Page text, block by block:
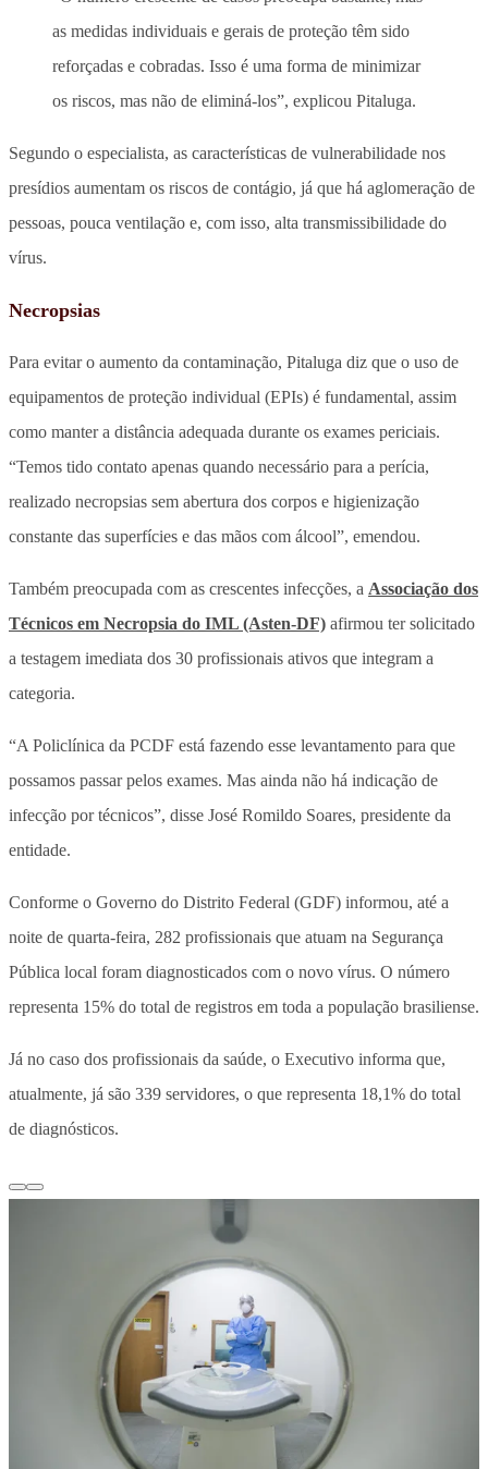
as medidas individuais e gerais de proteção têm sido
reforçadas e cobradas. Isso é uma forma de minimizar
os riscos, mas não de eliminá-los”, explicou Pitaluga.
Segundo o especialista, as características de vulnerabilidade nos
presídios aumentam os riscos de contágio, já que há aglomeração de
pessoas, pouca ventilação e, com isso, alta transmissibilidade do
vírus.
Necropsias
Para evitar o aumento da contaminação, Pitaluga diz que o uso de
equipamentos de proteção individual (EPIs) é fundamental, assim
como manter a distância adequada durante os exames periciais.
“Temos tido contato apenas quando necessário para a perícia,
realizado necropsias sem abertura dos corpos e higienização
constante das superfícies e das mãos com álcool”, emendou.
Também preocupada com as crescentes infecções, a Associação dos
Técnicos em Necropsia do IML (Asten-DF) afirmou ter solicitado
a testagem imediata dos 30 profissionais ativos que integram a
categoria.
“A Policlínica da PCDF está fazendo esse levantamento para que
possamos passar pelos exames. Mas ainda não há indicação de
infecção por técnicos”, disse José Romildo Soares, presidente da
entidade.
Conforme o Governo do Distrito Federal (GDF) informou, até a
noite de quarta-feira, 282 profissionais que atuam na Segurança
Pública local foram diagnosticados com o novo vírus. O número
representa 15% do total de registros em toda a população brasiliense.
Já no caso dos profissionais da saúde, o Executivo informa que,
atualmente, já são 339 servidores, o que representa 18,1% do total
de diagnósticos.